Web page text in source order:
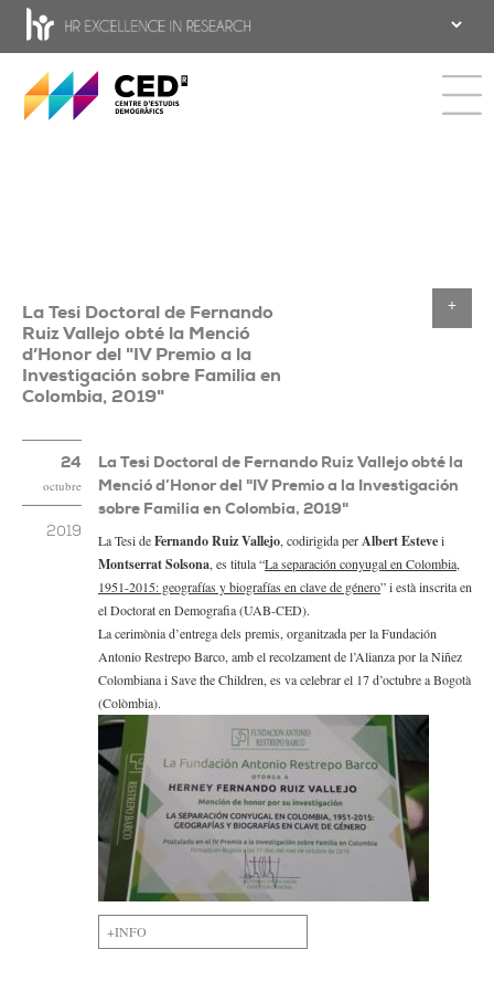
CED - Centro de Estudios
La Tesi Doctoral de Fernando
Ruiz Vallejo obté la Menció
d’Honor del "IV Premio a la
Investigación sobre Familia en
Colombia, 2019"
24
octubre
2019
La Tesi Doctoral de Fernando Ruiz Vallejo obté la
Menció d’Honor del "IV Premio a la Investigación
sobre Familia en Colombia, 2019"
La Tesi deFernando Ruiz Vallejo, codirigida perAlbert Estevei
Montserrat Solsona, es titula “La separación conyugal en Colombia,
1951-2015: geografías y biografías en clave de género” i està inscrita en
el Doctorat en Demografia (UAB-CED).
La cerimònia d’entrega dels premis, organitzada per la Fundación
Antonio Restrepo Barco, amb el recolzament de l’Alianza por la Niñez
Colombiana i Save the Children, es va celebrar el 17 d’octubre a Bogotà
(Colòmbia).
+INFO